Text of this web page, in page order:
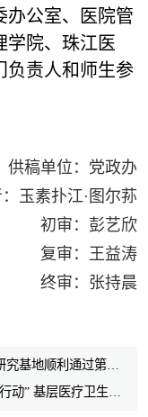
办公室、医院管
学院、珠江医
负责人和师生参
供稿单位：党政办
玉素扑江·图尔荪
初审：彭艺欣
复审：王益涛
终审：张持晨